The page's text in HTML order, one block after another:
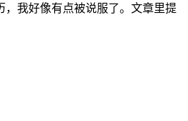
，我好像有点被说服了。文章里提